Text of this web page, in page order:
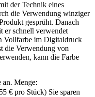
der Technik eines
die Verwendung winziger
gesprüht. Danach
er schnell verwendet
Vollfarbe im Digitaldruck
die Verwendung von
kann die Farbe
an. Menge:
€ pro Stück) Sie sparen